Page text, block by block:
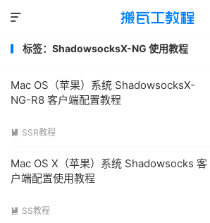

标签：ShadowsocksX-NG 使用教程
Mac OS（苹果）系统 ShadowsocksX-
NG-R8 客户端配置教程
 SSR教程
Mac OS X（苹果）系统 Shadowsocks 客
户端配置使用教程
 SS教程